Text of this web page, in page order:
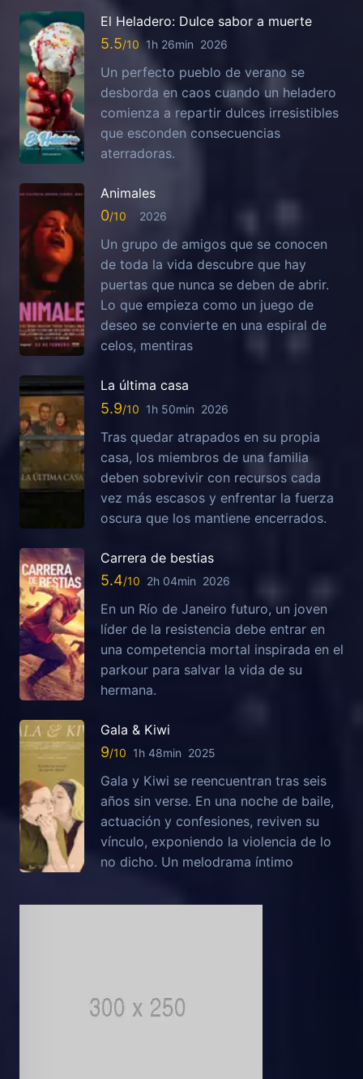
El Heladero: Dulce sabor a muerte
5.5 1h 26min 2026
Un perfecto pueblo de verano se
desborda en caos cuando un heladero
comienza a repartir dulces irresistibles
que esconden consecuencias
aterradoras.
Animales
0 2026
Un grupo de amigos que se conocen
de toda la vida descubre que hay
puertas que nunca se deben de abrir.
Lo que empieza como un juego de
deseo se convierte en una espiral de
celos, mentiras
La última casa
5.9 1h 50min 2026
Tras quedar atrapados en su propia
casa, los miembros de una familia
deben sobrevivir con recursos cada
vez más escasos y enfrentar la fuerza
oscura que los mantiene encerrados.
Carrera de bestias
5.4 2h 04min 2026
En un Río de Janeiro futuro, un joven
líder de la resistencia debe entrar en
una competencia mortal inspirada en el
parkour para salvar la vida de su
hermana.
Gala & Kiwi
9 1h 48min 2025
Gala y Kiwi se reencuentran tras seis
años sin verse. En una noche de baile,
actuación y confesiones, reviven su
vínculo, exponiendo la violencia de lo
no dicho. Un melodrama íntimo